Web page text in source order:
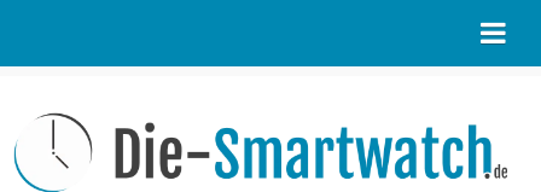
Kontakt / Tipp geben
Impressum